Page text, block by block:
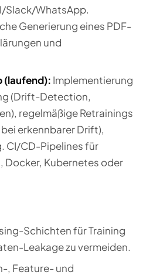
Slack/WhatsApp.
Generierung eines PDF-
und
(laufend): Implementierung
(Drift-Detection,
regelmäßige Retrainings
erkennbarer Drift),
CI/CD-Pipelines für
Docker, Kubernetes oder
Schichten für Training
Leakage zu vermeiden.
, Feature- und